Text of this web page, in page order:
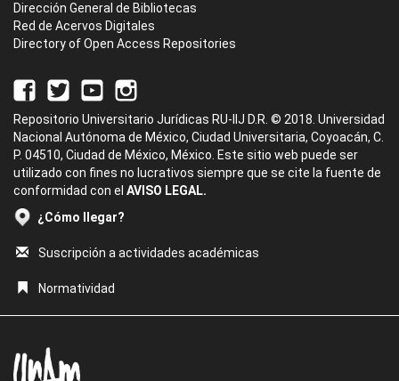
Dirección General de Bibliotecas
Red de Acervos Digitales
Directory of Open Access Repositories
Repositorio Universitario Jurídicas RU-IIJ D.R. © 2018. Universidad
Nacional Autónoma de México, Ciudad Universitaria, Coyoacán, C.
P. 04510, Ciudad de México, México. Este sitio web puede ser
utilizado con fines no lucrativos siempre que se cite la fuente de
conformidad con el AVISO LEGAL.
¿Cómo llegar?
Suscripción a actividades académicas
Normatividad